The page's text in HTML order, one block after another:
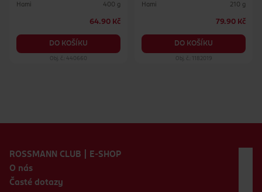
Hami 400 g
64.90 Kč
DO KOŠÍKU
Obj. č.: 440660
Hami 210 g
79.90 Kč
DO KOŠÍKU
Obj. č.: 1182019
ROSSMANN CLUB | E-SHOP
O nás
Časté dotazy